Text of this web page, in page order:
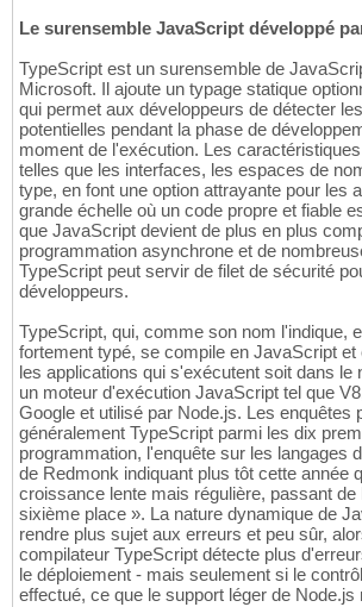
Le surensemble JavaScript développé
TypeScript est un surensemble de
Microsoft. Il ajoute un typage statique
qui permet aux développeurs de détecter
potentielles pendant la phase de
moment de l'exécution. Les
telles que les interfaces, les espaces de
type, en font une option attrayante pour les
grande échelle où un code propre et fiable
que JavaScript devient de plus en plus
programmation asynchrone et de
TypeScript peut servir de filet de sécurité
développeurs.
TypeScript, qui, comme son nom l'indique,
fortement typé, se compile en JavaScript et
les applications qui s'exécutent soit dans le
un moteur d'exécution JavaScript tel que
Google et utilisé par Node.js. Les enquêtes
généralement TypeScript parmi les dix
programmation, l'enquête sur les langages
de Redmonk indiquant plus tôt cette année
croissance lente mais régulière, passant de
sixième place ». La nature dynamique de
rendre plus sujet aux erreurs et peu sûr,
compilateur TypeScript détecte plus
le déploiement - mais seulement si le
effectué, ce que le support léger de Node.js